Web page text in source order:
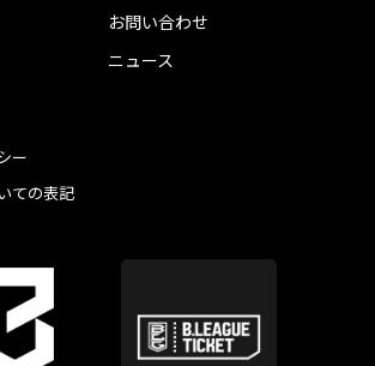
お問い合わせ
ニュース
ー
ての表記